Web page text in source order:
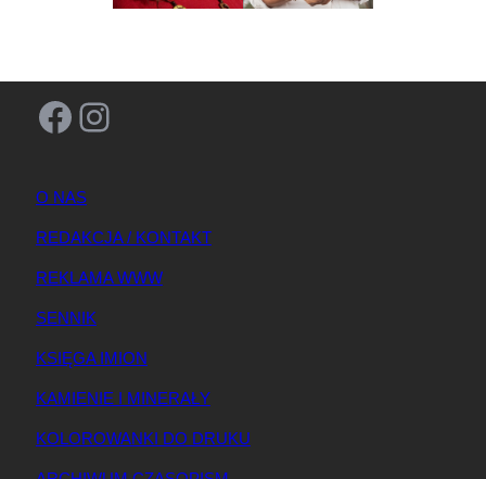
Facebook Instagram
O NAS
REDAKCJA / KONTAKT
REKLAMA WWW
SENNIK
KSIĘGA IMION
KAMIENIE I MINERAŁY
KOLOROWANKI DO DRUKU